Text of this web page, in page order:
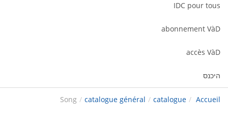
IDC pour tous
abonnement VàD
accès VàD
היכנס
Accueil
/
catalogue
/
catalogue général
/
Song